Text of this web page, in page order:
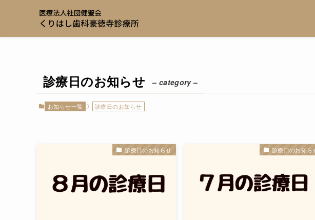
診療日のお知らせ – category –
お知らせ一覧 診療日のお知らせ
診療日のお知らせ 診療日のお知ら